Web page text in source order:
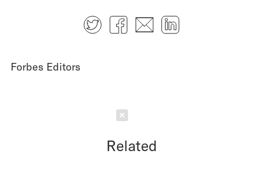
TwitterFacebook
E-mail
Forbes Editors
Related